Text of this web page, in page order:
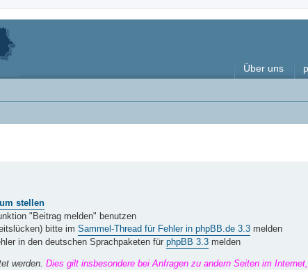
Über uns
stellen
"Beitrag melden" benutzen
bitte im Sammel-Thread für Fehler in phpBB.de 3.3 melden
in den deutschen Sprachpaketen für phpBB 3.3 melden
werden. Dies gilt insbesondere bei Anfragen zu andern Seiten im